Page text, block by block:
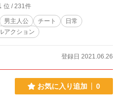
位 / 231件
男主人公 チート
日常
アクション
登録日 2021.06.26
お気に入り追加 0